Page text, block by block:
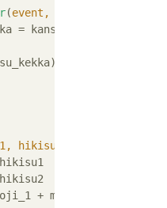
(event, context
hikisu2